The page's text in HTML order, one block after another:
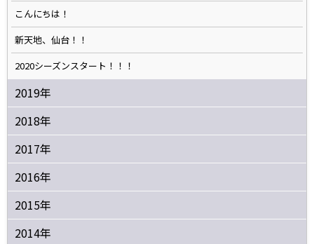
こんにちは！
新天地、仙台！！
2020シーズンスタート！！！
2019年
2018年
2017年
2016年
2015年
2014年